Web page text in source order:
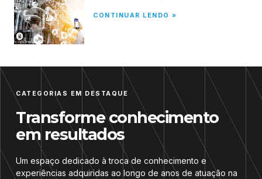
CONTINUAR LENDO »
CATEGORIAS EM DESTAQUE
Transforme conhecimento
em resultados
Um espaço dedicado à troca de conhecimento e
experiências adquiridas ao longo de anos de atuação na